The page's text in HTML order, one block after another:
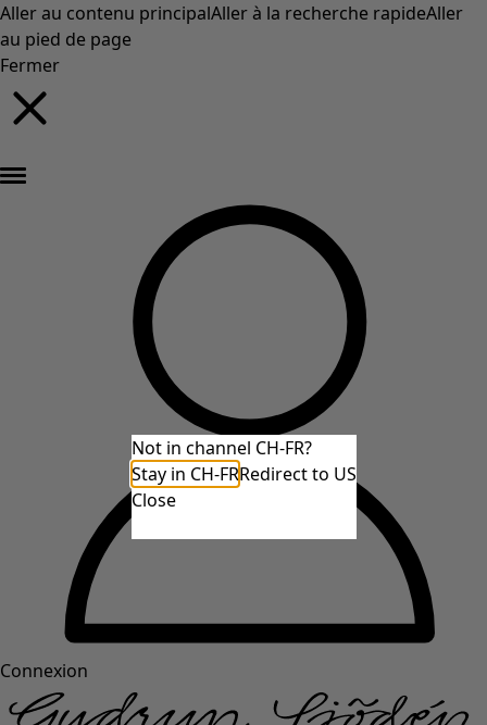
Aller au contenu principalAller à la recherche rapideAller
au pied de page
Fermer
Connexion
Not in channel CH-FR?
Stay in CH-FRRedirect to US
Close